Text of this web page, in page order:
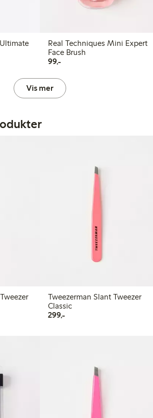
Real Techniques Mini Expert
Face Brush
99,-99,00 kr
Vis mer
Tweezerman Slant Tweezer
Classic
299,-299,00 kr